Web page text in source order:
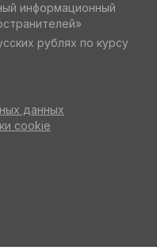
информационный
рублях по курсу
данных
cookie